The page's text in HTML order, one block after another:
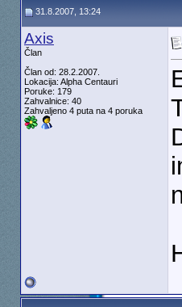
31.8.2007, 13:24
Axis
Član
Član od: 28.2.2007.
Lokacija: Alpha Centauri
Poruke: 179
Zahvalnice: 40
Zahvaljeno 4 puta na 4 poruka